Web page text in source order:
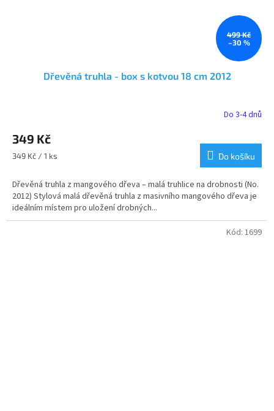
499 Kč
–30 %
Dřevěná truhla - box s kotvou 18 cm 2012
produktu
je
5,0
5
hvězdiček.
Do 3-4 dnů
349 Kč
Měrná
349 Kč / 1 ks Do košíku
Dřevěná truhla z mangového dřeva – malá truhlice na drobnosti (No.
2012) Stylová malá dřevěná truhla z masivního mangového dřeva je
ideálním místem pro uložení drobných...
Kód: 1699